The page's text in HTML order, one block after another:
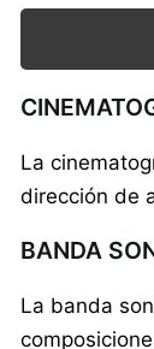
La
dirección de
BANDA
La banda